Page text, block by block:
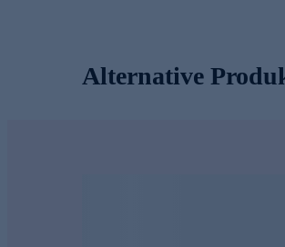
Alternative